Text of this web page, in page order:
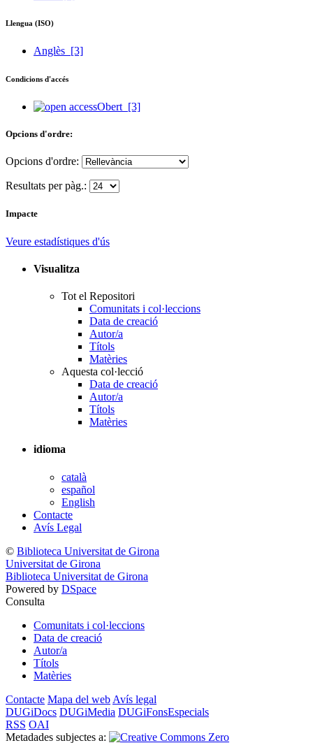
Llengua (ISO)
Anglès [3]
Condicions d'accés
Obert [3]
Opcions d'ordre:
Opcions d'ordre:
Resultats per pàg.:
Impacte
Veure estadístiques d'ús
Visualitza
Tot el Repositori
Comunitats i col·leccions
Data de creació
Autor/a
Títols
Matèries
Aquesta col·lecció
Data de creació
Autor/a
Títols
Matèries
idioma
català
español
English
Contacte
Avís Legal
© Biblioteca Universitat de Girona
Universitat de Girona
Biblioteca Universitat de Girona
Powered by DSpace
Consulta
Comunitats i col·leccions
Data de creació
Autor/a
Títols
Matèries
Contacte Mapa del web Avís legal
DUGiDocs DUGiMedia DUGiFonsEspecials
RSS OAI
Metadades subjectes a: